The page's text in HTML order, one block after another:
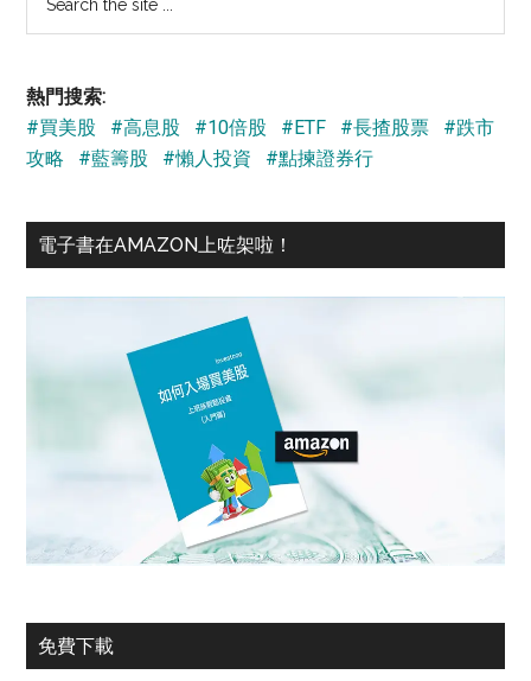
熱門搜索:
#買美股
#高息股 #10倍股 #ETF #長揸股票
#跌市
攻略
#藍籌股 #懶人投資 #點揀證券行
電子書在AMAZON上咗架啦！
免費下載